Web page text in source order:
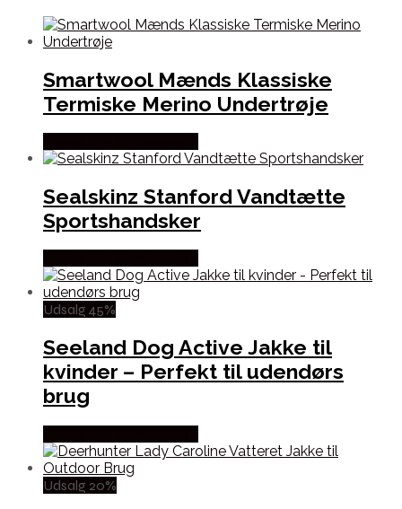
Smartwool Mænds Klassiske
Termiske Merino Undertrøje
Sealskinz Stanford Vandtætte
Sportshandsker
Udsalg 45%
Seeland Dog Active Jakke til
kvinder – Perfekt til udendørs
brug
Udsalg 20%